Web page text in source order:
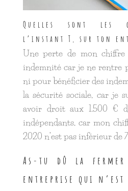
Quelles sont les
l’instant T, sur ton
Une perte de mon chiffre
indemnité car je ne rentre
ni pour bénéficier des
la sécurité sociale, car je
avoir droit aux 1.500 €
indépendants, car mon
2020 n’est pas inférieur de
As-tu dû la fermer
entreprise qui n’est